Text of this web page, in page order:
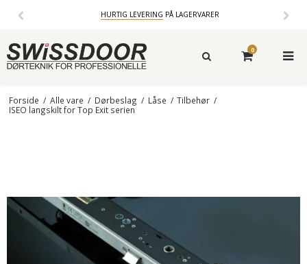
HURTIG LEVERING PÅ LAGERVARER
0
Forside / Alle vare / Dørbeslag / Låse / Tilbehør /
ISEO langskilt for Top Exit serien